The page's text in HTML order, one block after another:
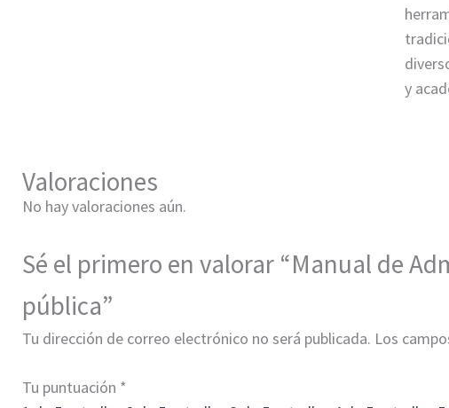
y
Valoraciones
No hay valoraciones aún.
Sé el primero en valorar “Manual de
pública”
Tu dirección de correo electrónico no será publicada. Los
Tu puntuación *